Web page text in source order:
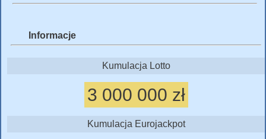
Informacje
Kumulacja Lotto
3 000 000 zł
Kumulacja Eurojackpot